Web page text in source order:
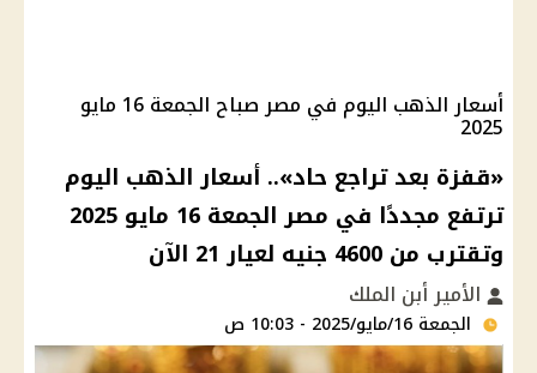
أسعار الذهب اليوم في مصر صباح الجمعة 16 مايو
2025
«قفزة بعد تراجع حاد».. أسعار الذهب اليوم
ترتفع مجددًا في مصر الجمعة 16 مايو 2025
وتقترب من 4600 جنيه لعيار 21 الآن
الأمير أبن الملك
الجمعة 16/مايو/2025 - 10:03 ص